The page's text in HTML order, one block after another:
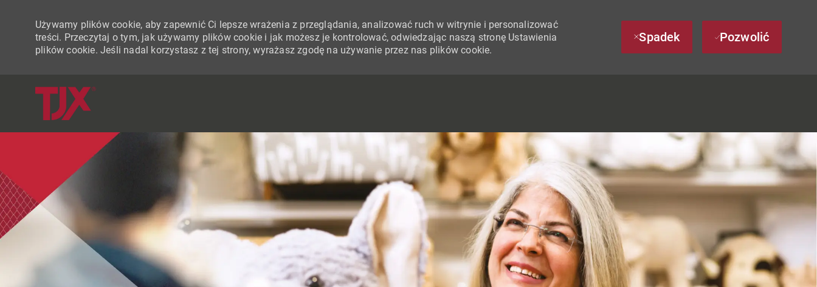
Używamy plików cookie, aby zapewnić Ci lepsze wrażenia z przeglądania, analizować ruch w witrynie i personalizować
treści. Przeczytaj o tym, jak używamy plików cookie i jak możesz je kontrolować, odwiedzając naszą stronę Ustawienia
plików cookie. Jeśli nadal korzystasz z tej strony, wyrażasz zgodę na używanie przez nas plików cookie.
Spadek Pozwolić